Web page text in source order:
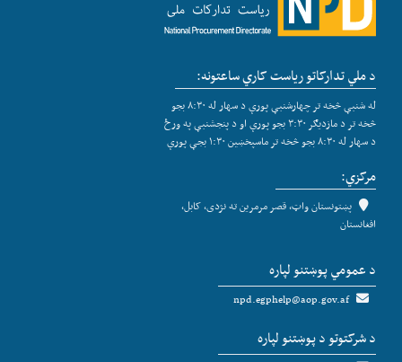
د ملي تدارکاتو ریاست کاري ساعتونه:
له شنبې څخه تر چهارشنبې پورې د سهار له ۸:۳۰ بجو
څخه تر د مازدیګر ۳:۳۰ بجو پورې او د پنجشنبې په ورځ
د سهار له ۸:۳۰ بجو څخه تر ماسپخښین ۱:۳۰ بجې پورې
مرکزي:
پښتونستان واټ، قصر مرمرین ته نژدی، کابل،
افغانستان
د عمومي پوښتنو لپاره
npd.egphelp@aop.gov.af
د شرکتوتو د پوښتنو لپاره